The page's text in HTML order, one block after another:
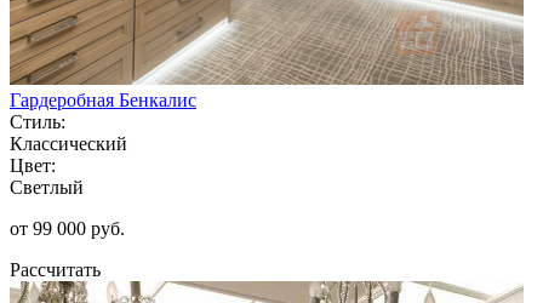
Гардеробная Бенкалис
Стиль:
Классический
Цвет:
Светлый
от 99 000 руб.
Рассчитать